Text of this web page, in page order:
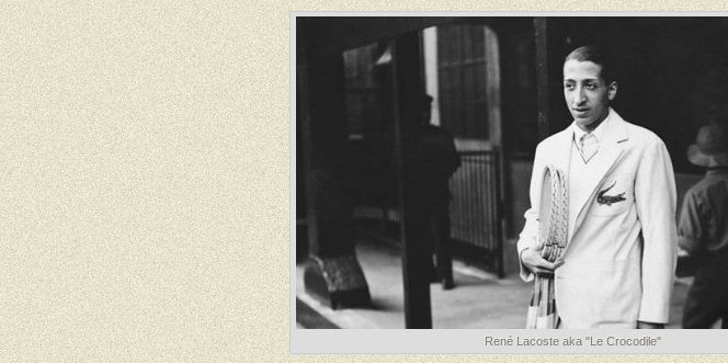
René Lacoste aka "Le Crocodile"